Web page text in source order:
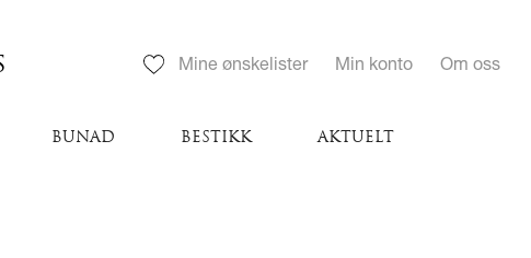
Mine ønskelister Min konto Om oss
BUNAD BESTIKK AKTUELT